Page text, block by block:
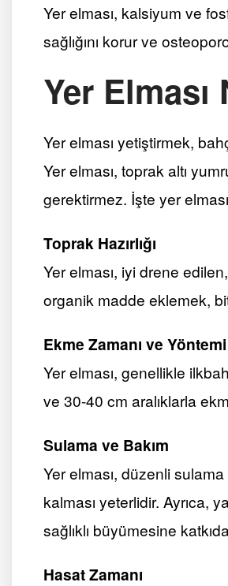
Yer elması, kalsiyum ve
sağlığını korur ve
Yer
Yer elması yetiştirmek,
Yer elması, toprak altı
gerektirmez. İşte yer
Toprak Hazırlığı
Yer elması, iyi drene
organik madde eklemek,
Ekme Zamanı ve Yöntemi
Yer elması, genellikle
ve 30-40 cm aralıklarla
Sulama ve Bakım
Yer elması, düzenli sulama
kalması yeterlidir. Ayrıca,
sağlıklı büyümesine
Hasat Zamanı